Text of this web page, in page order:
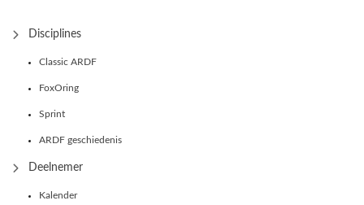
Disciplines
Classic ARDF
FoxOring
Sprint
ARDF geschiedenis
Deelnemer
Kalender